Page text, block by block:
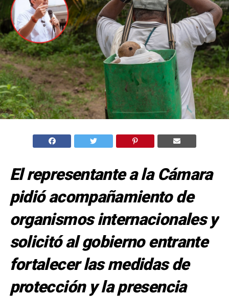
El representante a la Cámara
pidió acompañamiento de
organismos internacionales y
solicitó al gobierno entrante
fortalecer las medidas de
protección y la presencia